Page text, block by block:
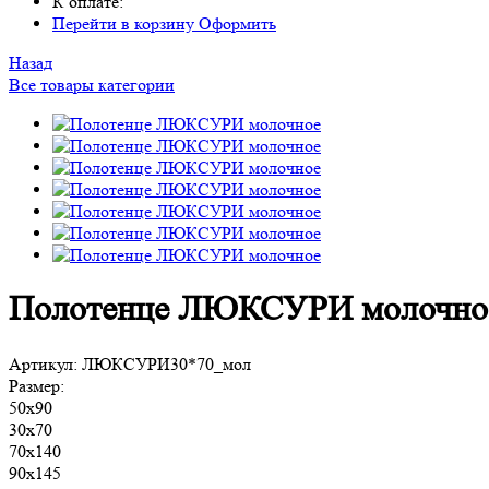
Перейти в корзину Оформить
Назад
Все товары категории
Полотенце ЛЮКСУРИ
Артикул: ЛЮКСУРИ30*70_мол
Размер:
50х90
30х70
70х140
90х145